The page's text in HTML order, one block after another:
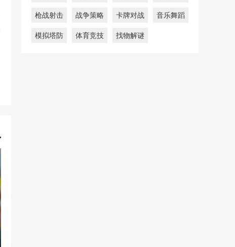
枪战射击 战争策略 卡牌对战 音乐舞蹈
模拟塔防 体育竞技 找物解谜